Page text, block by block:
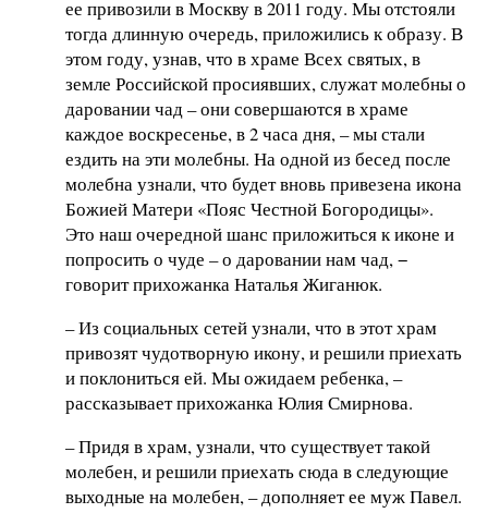
ее привозили в Москву в 2011 году. Мы отстояли
тогда длинную очередь, приложились к образу. В
этом году, узнав, что в храме Всех святых, в
земле Российской просиявших, служат молебны о
даровании чад – они совершаются в храме
каждое воскресенье, в 2 часа дня, – мы стали
ездить на эти молебны. На одной из бесед после
молебна узнали, что будет вновь привезена икона
Божией Матери «Пояс Честной Богородицы».
Это наш очередной шанс приложиться к иконе и
попросить о чуде – о даровании нам чад, −
говорит прихожанка Наталья Жиганюк.
– Из социальных сетей узнали, что в этот храм
привозят чудотворную икону, и решили приехать
и поклониться ей. Мы ожидаем ребенка, –
рассказывает прихожанка Юлия Смирнова.
– Придя в храм, узнали, что существует такой
молебен, и решили приехать сюда в следующие
выходные на молебен, – дополняет ее муж Павел.